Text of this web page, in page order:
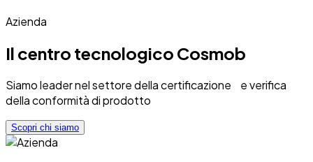
Azienda
Il centro tecnologico Cosmob
Siamo leader nel settore della certificazione e verifica
della conformità di prodotto
Scopri chi siamo